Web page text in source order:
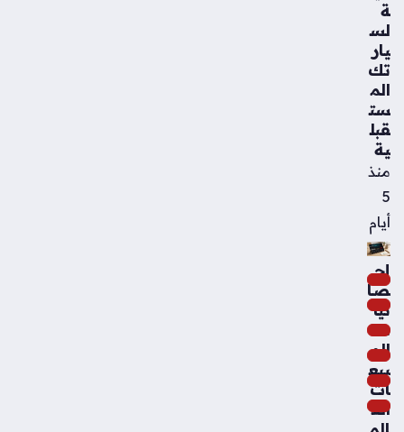
ة
لس
يار
تك
الم
ست
قبل
ية
منذ
5
أيام
إح
صا
ئيا
ت
الم
بيع
ات
الع